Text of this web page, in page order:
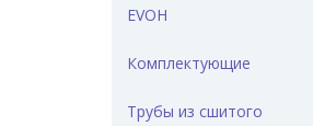
EVOH
Комплектующие
Трубы из сшитого